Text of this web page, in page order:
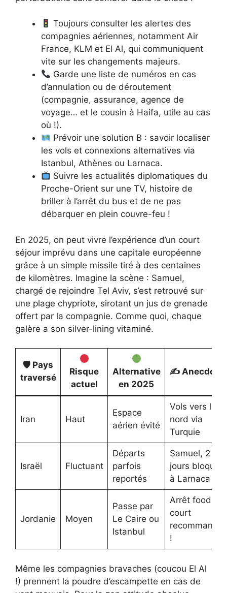
Toujours consulter les alertes des
compagnies aériennes, notamment Air
France, KLM et El Al, qui communiquent
vite sur les changements majeurs.
Garde une liste de numéros en cas
d’annulation ou de déroutement
(compagnie, assurance, agence de
voyage… et le cousin à Haifa, utile au cas
où !).
Prévoir une solution B : savoir localiser
les vols et connexions alternatives via
Istanbul, Athènes ou Larnaca.
Suivre les actualités diplomatiques du
Proche-Orient sur une TV, histoire de
briller à l’arrêt du bus et de ne pas
débarquer en plein couvre-feu !
En 2025, on peut vivre l’expérience d’un court
séjour imprévu dans une capitale européenne
grâce à un simple missile tiré à des centaines
de kilomètres. Imagine la scène : Samuel,
chargé de rejoindre Tel Aviv, s’est retrouvé sur
une plage chypriote, sirotant un jus de grenade
offert par la compagnie. Comme quoi, chaque
galère a son silver-lining vitaminé.
🛡 Pays
traversé
Risque
actuel
Alternative
en 2025
✍️ Anecdote
Iran Haut
Espace
aérien évité
Vols vers le
nord via
Turquie
Israël Fluctuant
Départs
parfois
reportés
Samuel, 2
jours bloqué
à Larnaca
Jordanie Moyen
Passe par
Le Caire ou
Istanbul
Arrêt food
court
recommandé
!
Même les compagnies bravaches (coucou El Al
!) prennent la poudre d’escampette en cas de